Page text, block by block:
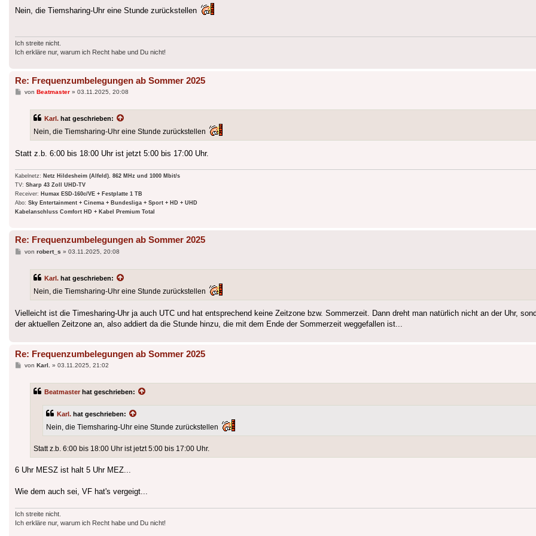
Nein, die Tiemsharing-Uhr eine Stunde zurückstellen
Ich streite nicht.
Ich erkläre nur, warum ich Recht habe und Du nicht!
Re: Frequenzumbelegungen ab Sommer 2025
Beitrag
von Beatmaster» 03.11.2025, 20:08
Karl. hat geschrieben:
Nein, die Tiemsharing-Uhr eine Stunde zurückstellen
Statt z.b. 6:00 bis 18:00 Uhr ist jetzt 5:00 bis 17:00 Uhr.
Kabelnetz: Netz Hildesheim (Alfeld). 862 MHz und 1000 Mbit/s
TV: Sharp 43 Zoll UHD-TV
Receiver: Humax ESD-160c/VE + Festplatte 1 TB
Abo: Sky Entertainment + Cinema + Bundesliga + Sport + HD + UHD
Kabelanschluss Comfort HD + Kabel Premium Total
Re: Frequenzumbelegungen ab Sommer 2025
Beitrag
von robert_s » 03.11.2025, 20:08
Karl. hat geschrieben:
Nein, die Tiemsharing-Uhr eine Stunde zurückstellen
Vielleicht ist die Timesharing-Uhr ja auch UTC und hat entsprechend keine Zeitzone bzw. Sommerzeit. Dann dreht man natürlich nicht an der Uhr,
der aktuellen Zeitzone an, also addiert da die Stunde hinzu, die mit dem Ende der Sommerzeit weggefallen ist...
Re: Frequenzumbelegungen ab Sommer 2025
Beitrag
von Karl. » 03.11.2025, 21:02
Beatmaster hat geschrieben:
Karl. hat geschrieben:
Nein, die Tiemsharing-Uhr eine Stunde zurückstellen
Statt z.b. 6:00 bis 18:00 Uhr ist jetzt 5:00 bis 17:00 Uhr.
6 Uhr MESZ ist halt 5 Uhr MEZ...
Wie dem auch sei, VF hat's vergeigt...
Ich streite nicht.
Ich erkläre nur, warum ich Recht habe und Du nicht!